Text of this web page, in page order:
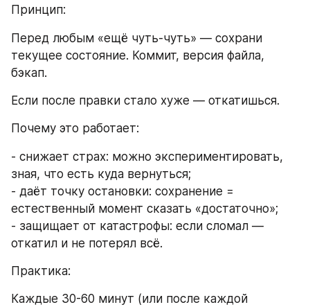
Принцип:
Перед любым «ещё чуть-чуть» — сохрани
текущее состояние. Коммит, версия файла,
бэкап.
Если после правки стало хуже — откатишься.
Почему это работает:
- снижает страх: можно экспериментировать,
зная, что есть куда вернуться;
- даёт точку остановки: сохранение =
естественный момент сказать «достаточно»;
- защищает от катастрофы: если сломал —
откатил и не потерял всё.
Практика:
Каждые 30-60 минут (или после каждой